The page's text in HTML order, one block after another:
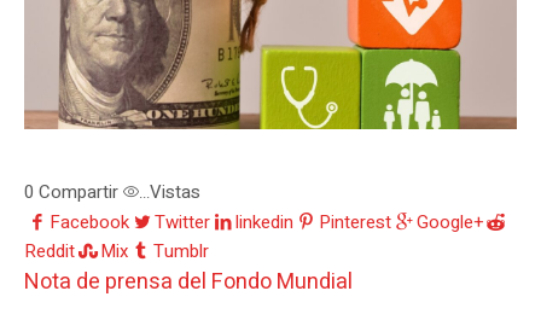
0 Compartir ...Vistas
Facebook
Twitter linkedin Pinterest
Google+
Reddit
Mix Tumblr
Nota de prensa del Fondo Mundial